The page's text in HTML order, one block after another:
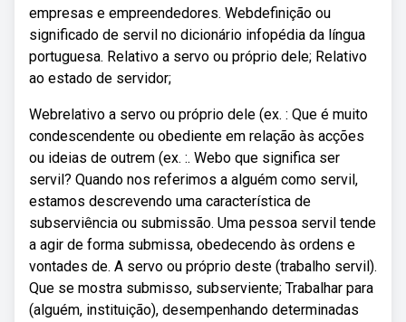
empresas e empreendedores. Webdefinição ou
significado de servil no dicionário infopédia da língua
portuguesa. Relativo a servo ou próprio dele; Relativo
ao estado de servidor;
Webrelativo a servo ou próprio dele (ex. : Que é muito
condescendente ou obediente em relação às acções
ou ideias de outrem (ex. :. Webo que significa ser
servil? Quando nos referimos a alguém como servil,
estamos descrevendo uma característica de
subserviência ou submissão. Uma pessoa servil tende
a agir de forma submissa, obedecendo às ordens e
vontades de. A servo ou próprio deste (trabalho servil).
Que se mostra submisso, subserviente; Trabalhar para
(alguém, instituição), desempenhando determinadas